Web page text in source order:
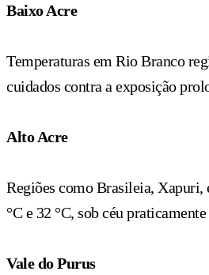
Baixo Acre
Temperaturas em Rio Branco
cuidados contra a exposição
Alto Acre
Regiões como Brasileia, Xapuri,
°C e 32 °C, sob céu
Vale do Purus